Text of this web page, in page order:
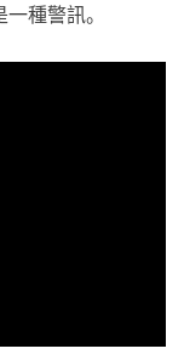
種警訊。